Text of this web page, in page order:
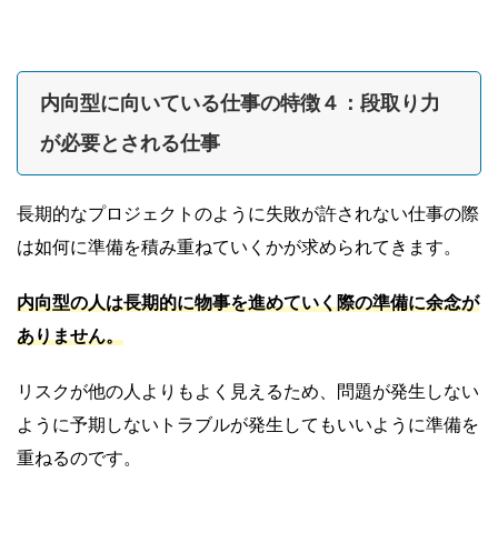
内向型に向いている仕事の特徴４：段取り力
が必要とされる仕事
長期的なプロジェクトのように失敗が許されない仕事の際
は如何に準備を積み重ねていくかが求められてきます。
内向型の人は長期的に物事を進めていく際の準備に余念が
ありません。
リスクが他の人よりもよく見えるため、問題が発生しない
ように予期しないトラブルが発生してもいいように準備を
重ねるのです。